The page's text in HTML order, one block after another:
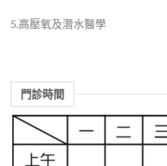
5.高壓氧及潛水醫學
門診時間